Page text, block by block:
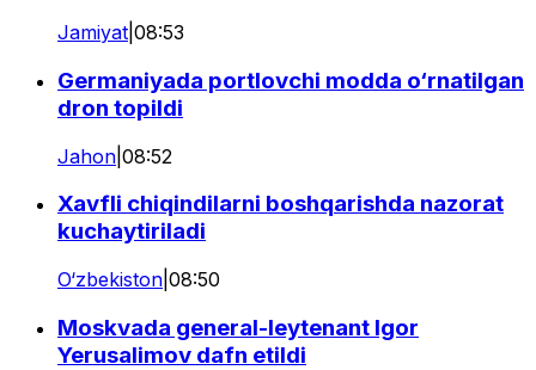
Jamiyat 08:53
Germaniyada portlovchi modda o‘rnatilgan
dron topildi
Jahon 08:52
Xavfli chiqindilarni boshqarishda nazorat
kuchaytiriladi
O‘zbekiston 08:50
Moskvada general-leytenant Igor
Yerusalimov dafn etildi